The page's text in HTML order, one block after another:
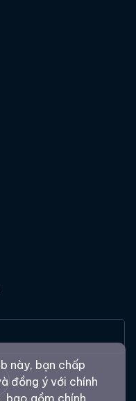
này, bạn chấp
đồng ý với chính
bao gồm chính